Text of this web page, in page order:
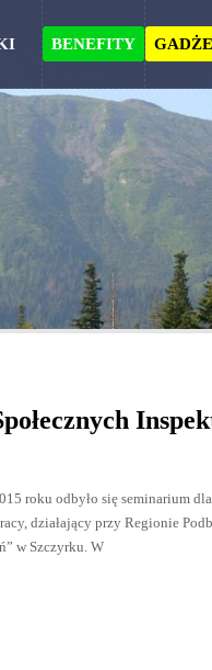
BENEFITY
roku odbyło się seminarium
działający przy Regionie
w Szczyrku. W